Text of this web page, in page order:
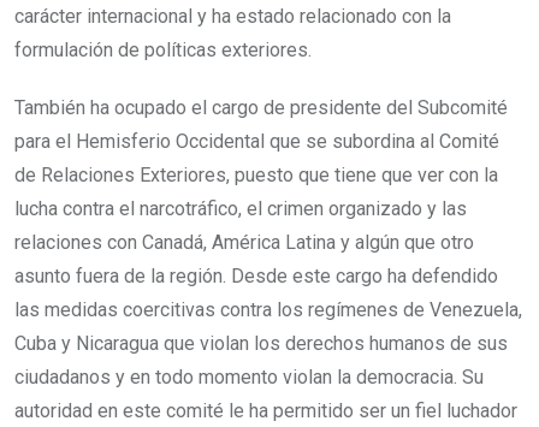
carácter internacional y ha estado relacionado con la
formulación de políticas exteriores.
También ha ocupado el cargo de presidente del Subcomité
para el Hemisferio Occidental que se subordina al Comité
de Relaciones Exteriores, puesto que tiene que ver con la
lucha contra el narcotráfico, el crimen organizado y las
relaciones con Canadá, América Latina y algún que otro
asunto fuera de la región. Desde este cargo ha defendido
las medidas coercitivas contra los regímenes de Venezuela,
Cuba y Nicaragua que violan los derechos humanos de sus
ciudadanos y en todo momento violan la democracia. Su
autoridad en este comité le ha permitido ser un fiel luchador